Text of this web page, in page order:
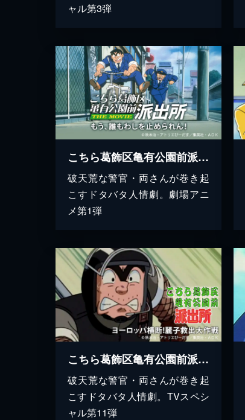
ャル第3弾
こちら葛飾区亀有公園前派出所 THE MOVIE もう、誰もわしを止められん！
破天荒な警官・両さんが巻き起
こすドタバタ人情劇。劇場アニ
メ第1弾
こちら葛飾区亀有公園前派出所 ヨーロッパ横断!麗子救出大作戦
破天荒な警官・両さんが巻き起
こすドタバタ人情劇。TVスペシ
ャル第11弾